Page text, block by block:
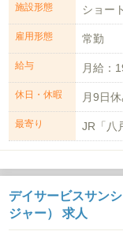
施設形態 ショー
雇用形態 常勤
給与 月給：
休日・休暇 月9日
最寄り JR「八
デイサービスサン
ジャー） 求人